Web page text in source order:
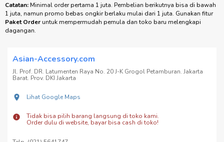
Catatan: Minimal order pertama 1 juta. Pembelian berikutnya bisa di bawah
1 juta, namun promo bebas ongkir berlaku mulai dari 1 juta. Gunakan fitur
Paket Order untuk mempermudah pemula dan toko baru melengkapi
dagangan.
Asian-Accessory.com
Jl. Prof. DR. Latumenten Raya No. 20 J-K Grogol Petamburan. Jakarta
Barat. Prov. DKI Jakarta
Lihat Google Maps
Tidak bisa pilih barang langsung di toko kami.
Order dulu di website, bayar bisa cash di toko!